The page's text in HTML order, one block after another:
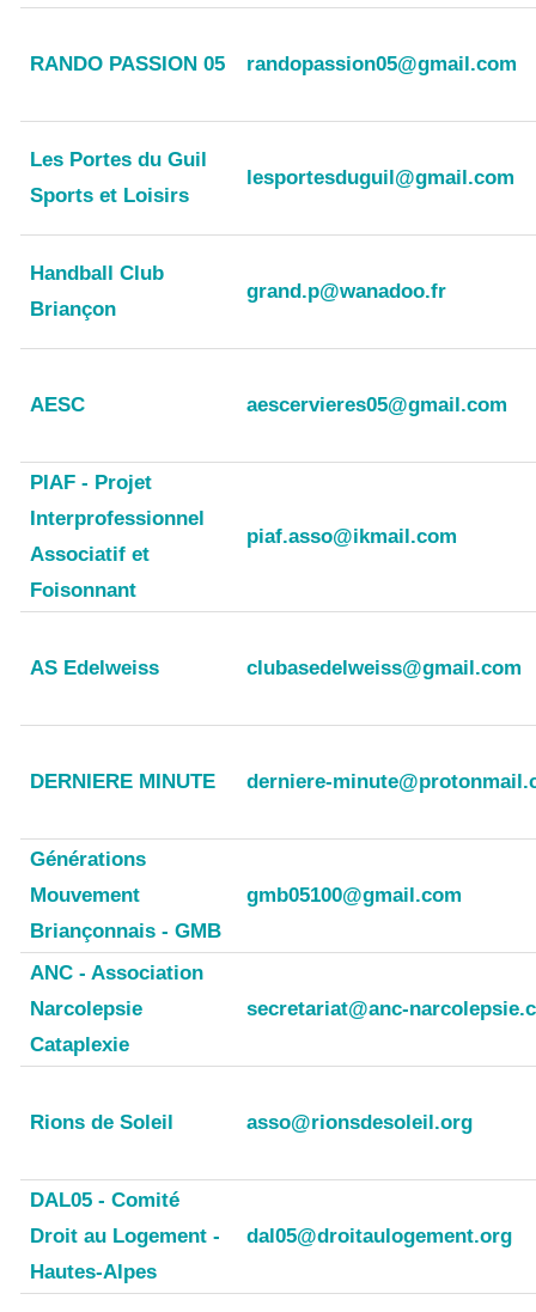
RANDO PASSION 05 randopassion05@gmail.com
Les Portes du Guil
Sports et Loisirs
lesportesduguil@gmail.com
Handball Club
Briançon
grand.p@wanadoo.fr
AESC aescervieres05@gmail.com
PIAF - Projet
Interprofessionnel
Associatif et
Foisonnant
piaf.asso@ikmail.com
AS Edelweiss clubasedelweiss@gmail.com
DERNIERE MINUTE derniere-
Générations
Mouvement
Briançonnais - GMB
gmb05100@gmail.com
ANC - Association
Narcolepsie
Cataplexie
secretariat@anc-
Rions de Soleil asso@rionsdesoleil.org
DAL05 - Comité
Droit au Logement -
Hautes-Alpes
dal05@droitaulogement.org